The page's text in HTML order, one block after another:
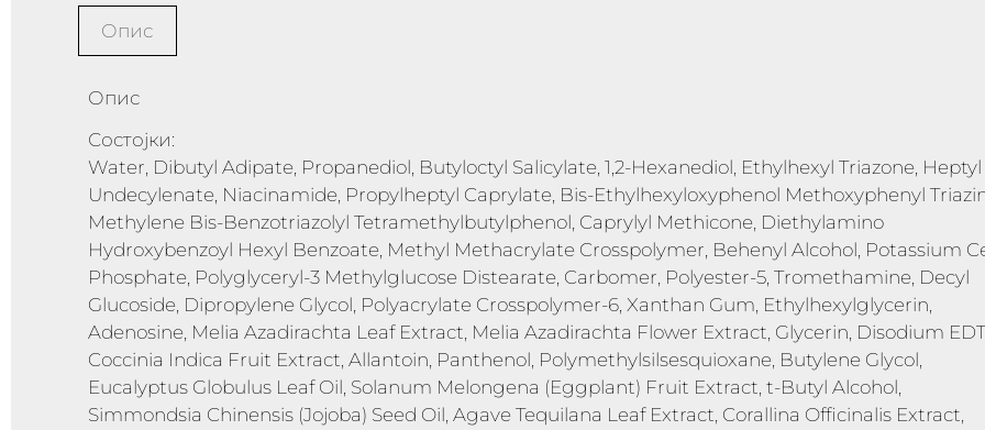
Опис
Опис
Состојки:
Water, Dibutyl Adipate, Propanediol, Butyloctyl Salicylate, 1,2-Hexanediol, Ethylhexyl Triazone, Heptyl
Undecylenate, Niacinamide, Propylheptyl Caprylate, Bis-Ethylhexyloxyphenol Methoxyphenyl
Methylene Bis-Benzotriazolyl Tetramethylbutylphenol, Caprylyl Methicone, Diethylamino
Hydroxybenzoyl Hexyl Benzoate, Methyl Methacrylate Crosspolymer, Behenyl Alcohol, Potassium
Phosphate, Polyglyceryl-3 Methylglucose Distearate, Carbomer, Polyester-5, Tromethamine, Decyl
Glucoside, Dipropylene Glycol, Polyacrylate Crosspolymer-6, Xanthan Gum, Ethylhexylglycerin,
Adenosine, Melia Azadirachta Leaf Extract, Melia Azadirachta Flower Extract, Glycerin, Disodium
Coccinia Indica Fruit Extract, Allantoin, Panthenol, Polymethylsilsesquioxane, Butylene Glycol,
Eucalyptus Globulus Leaf Oil, Solanum Melongena (Eggplant) Fruit Extract, t-Butyl Alcohol,
Simmondsia Chinensis (Jojoba) Seed Oil, Agave Tequilana Leaf Extract, Corallina Officinalis Extract,